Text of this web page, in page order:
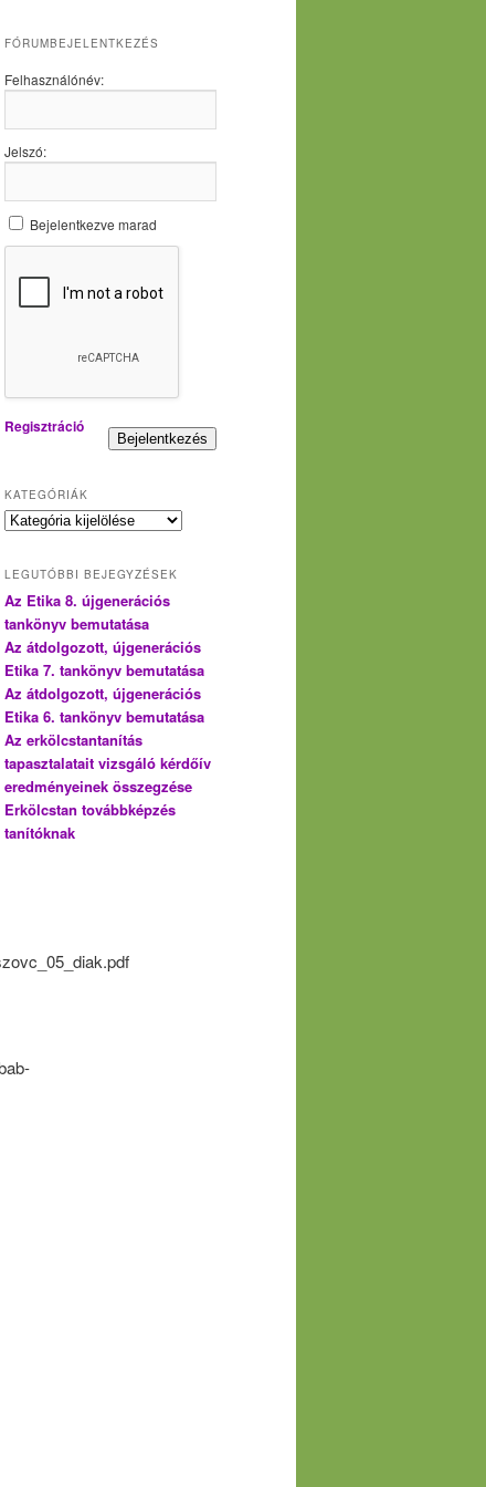
FÓRUMBEJELENTKEZÉS
Felhasználónév:
Jelszó:
Bejelentkezve marad
Bejelentkezés
Regisztráció
KATEGÓRIÁK
Kategóriák
LEGUTÓBBI BEJEGYZÉSEK
Az Etika 8. újgenerációs
tankönyv bemutatása
Az átdolgozott, újgenerációs
Etika 7. tankönyv bemutatása
Az átdolgozott, újgenerációs
Etika 6. tankönyv bemutatása
Az erkölcstantanítás
tapasztalatait vizsgáló kérdőív
eredményeinek összegzése
Erkölcstan továbbképzés
tanítóknak